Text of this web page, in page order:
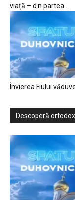
viață – din partea...
Învierea Fiului
Descoperă